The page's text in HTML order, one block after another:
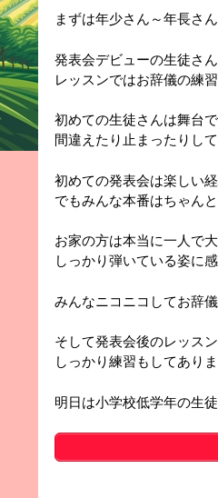
まずは年少さん～年長さん
発表会デビューの生徒さん
レッスンではお辞儀の練
初めての生徒さんは舞台
間違えたり止まったりし
初めての発表会は楽しい
でもみんな本番はちゃんと
お家の方は本当に一人で
しっかり弾いている姿に
みんなニコニコしてお辞
そして発表会後のレッスン
しっかり練習もしてありま
明日は小学校低学年の生